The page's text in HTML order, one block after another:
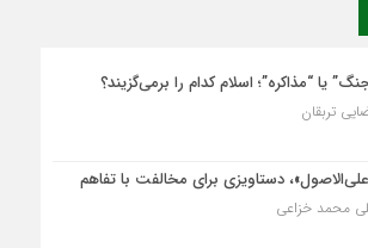
یا “مذاکره”؛ اسلام کدام را برمی‌گزیند؟
تربقان
دستاویزی برای مخالفت با تفاهم
محمد خزاعی